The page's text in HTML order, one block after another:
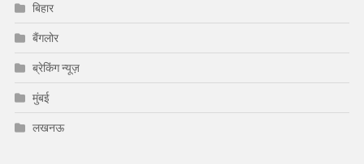
बिहार
बैंगलोर
ब्रेकिंग न्यूज़
मुंबई
लखनऊ